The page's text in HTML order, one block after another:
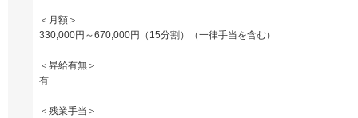
＜月額＞
330,000円～670,000円（15分割）（一律手当を含む）
＜昇給有無＞
有
＜残業手当＞